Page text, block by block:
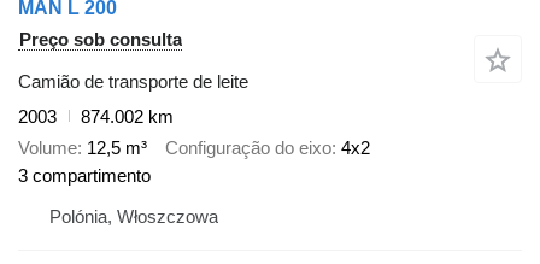
MAN L 200
Preço sob consulta
Camião de transporte de leite
2003
874.002 km
Volume 12,5 m³ Configuração do eixo 4x2
3 compartimento
Polónia, Włoszczowa